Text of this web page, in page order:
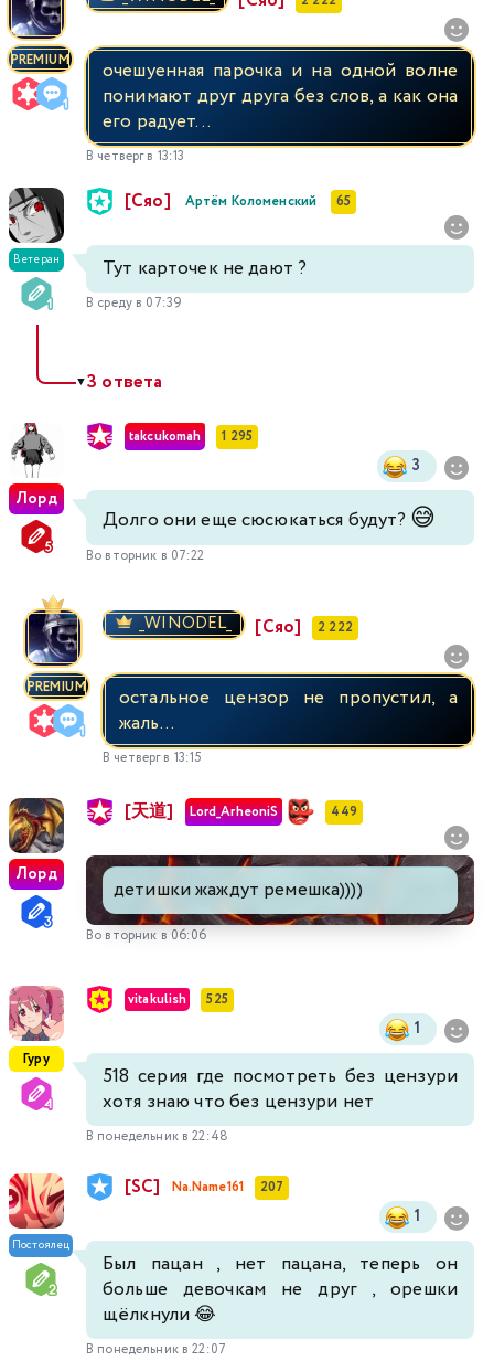
PREMIUM
очешуенная парочка и на одной волне
понимают друг друга без слов, а как она
его радует...
В четверг в 13:13
Ветеран
[Сяо] Артём Коломенский 65
Тут карточек не дают ?
В среду в 07:39
▼3 ответа
Лорд
takcukomah 1 295
3
Долго они еще сюсюкаться будут? 😅
Во вторник в 07:22
PREMIUM
_WINODEL_ [Сяо] 2 222
остальное цензор не пропустил, а
жаль...
В четверг в 13:15
Лорд
[天道] Lord_ArheoniS 449
детишки жаждут ремешка))))
Во вторник в 06:06
Гуру
vitakulish 525
1
518 серия где посмотреть без цензури
хотя знаю что без цензури нет
В понедельник в 22:48
Постоялец
[SC] Na.Name161 207
1
Был пацан , нет пацана, теперь он
больше девочкам не друг , орешки
щёлкнули 😂
В понедельник в 22:07